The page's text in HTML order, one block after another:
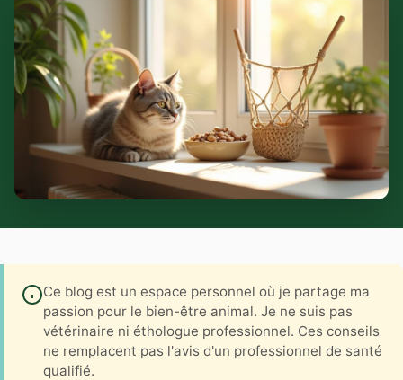
Ce blog est un espace personnel où je partage ma
passion pour le bien-être animal. Je ne suis pas
vétérinaire ni éthologue professionnel. Ces conseils
ne remplacent pas l'avis d'un professionnel de santé
qualifié.